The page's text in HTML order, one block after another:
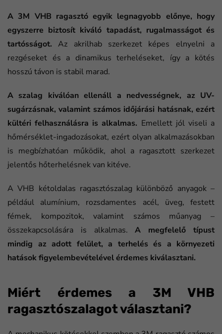
A 3M VHB ragasztó egyik legnagyobb előnye, hogy
egyszerre biztosít kiváló tapadást, rugalmasságot és
tartósságot. Az akrilhab szerkezet képes elnyelni a
rezgéseket és a dinamikus terheléseket, így a kötés
hosszú távon is stabil marad.
A szalag kiválóan ellenáll a nedvességnek, az UV-
sugárzásnak, valamint számos időjárási hatásnak, ezért
kültéri felhasználásra is alkalmas. Emellett jól viseli a
hőmérséklet-ingadozásokat, ezért olyan alkalmazásokban
is megbízhatóan működik, ahol a ragasztott szerkezet
jelentős hőterhelésnek van kitéve.
A VHB kétoldalas ragasztószalag különböző anyagok –
például alumínium, rozsdamentes acél, üveg, festett
fémek, kompozitok, valamint számos műanyag –
összekapcsolására is alkalmas.A megfelelő típust
mindig az adott felület, a terhelés és a környezeti
hatások figyelembevételével érdemes kiválasztani.
Miért érdemes a 3M VHB
ragasztószalagot választani?